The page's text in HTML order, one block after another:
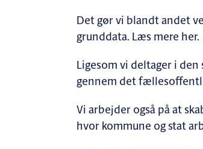
Det gør vi blandt andet
grunddata.​ Læs mere her.
Ligesom vi deltager i
gennem det
Vi arbejder også på at
hvor kommune og stat